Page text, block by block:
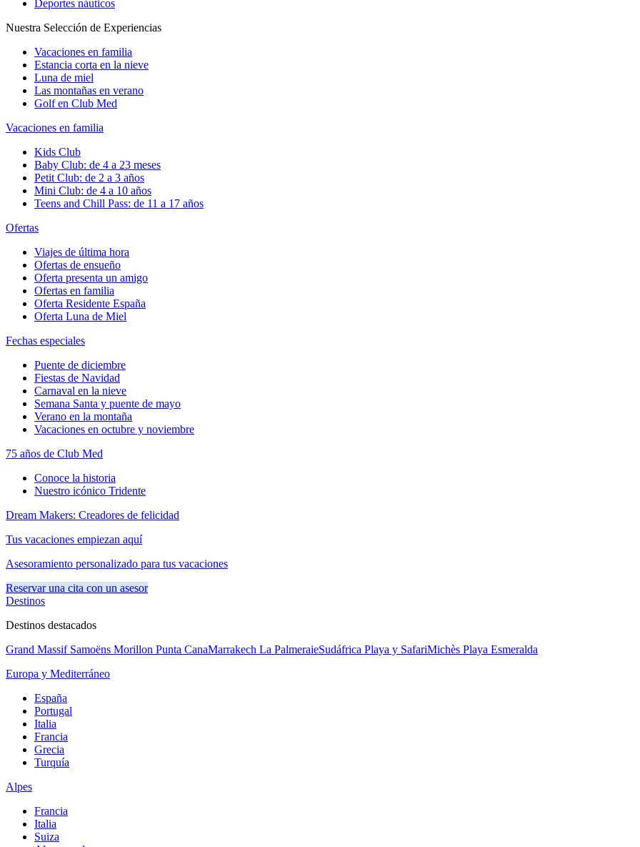
Deportes náuticos
Nuestra Selección de Experiencias
Vacaciones en familia
Estancia corta en la nieve
Luna de miel
Las montañas en verano
Golf en Club Med
Vacaciones en familia
Kids Club
Baby Club: de 4 a 23 meses
Petit Club: de 2 a 3 años
Mini Club: de 4 a 10 años
Teens and Chill Pass: de 11 a 17 años
Ofertas
Viajes de última hora
Ofertas de ensueño
Oferta presenta un amigo
Ofertas en familia
Oferta Residente España
Oferta Luna de Miel
Fechas especiales
Puente de diciembre
Fiestas de Navidad
Carnaval en la nieve
Semana Santa y puente de mayo
Verano en la montaña
Vacaciones en octubre y noviembre
75 años de Club Med
Conoce la historia
Nuestro icónico Tridente
Dream Makers: Creadores de felicidad
Tus vacaciones empiezan aquí
Asesoramiento personalizado para tus vacaciones
Reservar una cita con un asesor
Destinos
Destinos destacados
Grand Massif Samoëns Morillon Punta CanaMarrakech La PalmeraieSudáfrica Playa y SafariMichès Playa Esmeralda
Europa y Mediterráneo
España
Portugal
Italia
Francia
Grecia
Turquía
Alpes
Francia
Italia
Suiza